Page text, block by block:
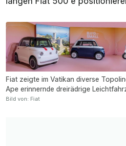
Fiat zeigte im Vatikan diverse
Ape erinnernde dreirädrige
Bild von: Fiat